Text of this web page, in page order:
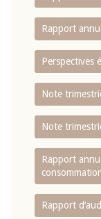
Rapport
Perspectives
Note
Note
Rapport
Rapport